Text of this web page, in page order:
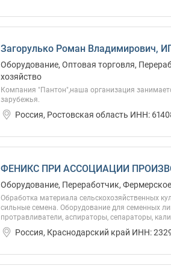
Загорулько Роман Владимирович,
Оборудование, Оптовая торговля,
хозяйство
Компания "Пантон",наша организация
зарубежья.
Россия, Ростовская область ИНН:
ФЕНИКС ПРИ АССОЦИАЦИИ
Оборудование, Переработчик,
Обработка материала сельскохозяйственных
сильные семена. Оборудование для семенных
протравливатели, аспираторы, сепараторы,
Россия, Краснодарский край ИНН: